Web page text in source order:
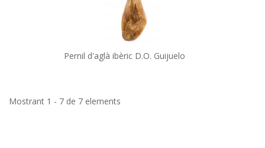
Pernil d'aglà ibèric D.O. Guijuelo
Mostrant 1 - 7 de 7 elements